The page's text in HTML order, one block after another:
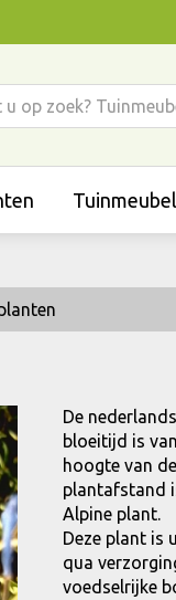
De
bloeitijd is
hoogte van
plantafstand
Alpine plant.
Deze plant is
qua
voedselrijke